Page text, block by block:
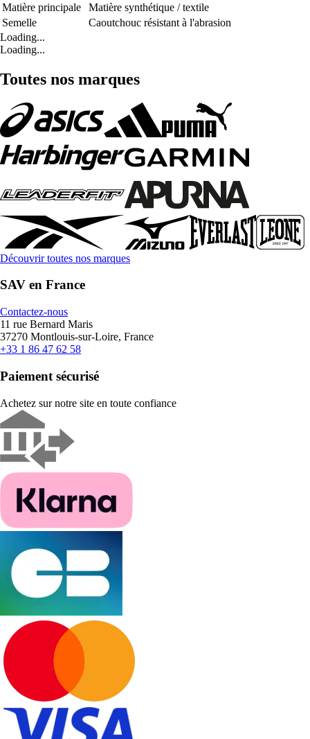
Matière principale
Matière synthétique / textile
Semelle
Caoutchouc résistant à l'abrasion
Loading...
Loading...
Toutes nos marques
Découvrir toutes nos marques
SAV en France
Contactez-nous
11 rue Bernard Maris
37270 Montlouis-sur-Loire, France
+33 1 86 47 62 58
Paiement sécurisé
Achetez sur notre site en toute confiance